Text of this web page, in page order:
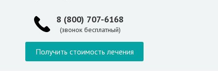
8 (800) 707-6168
(звонок бесплатный)
Получить стоимость лечения